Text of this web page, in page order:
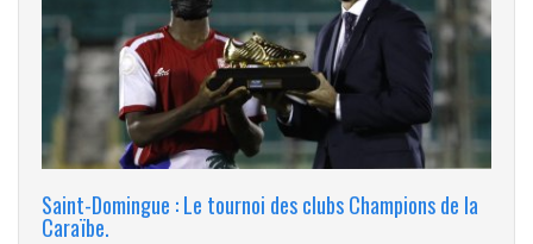
Saint-Domingue : Le tournoi des clubs Champions de la
Caraïbe.